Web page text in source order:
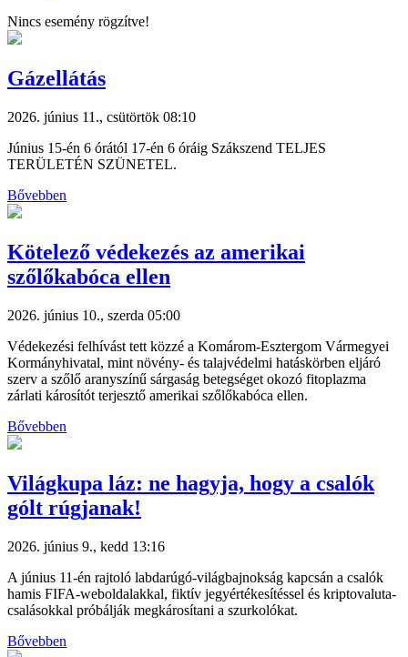
Nincs esemény rögzítve!
Gázellátás
2026. június 11., csütörtök 08:10
Június 15-én 6 órától 17-én 6 óráig Szákszend TELJES
TERÜLETÉN SZÜNETEL.
Bővebben
Kötelező védekezés az amerikai
szőlőkabóca ellen
2026. június 10., szerda 05:00
Védekezési felhívást tett közzé a Komárom-Esztergom Vármegyei
Kormányhivatal, mint növény- és talajvédelmi hatáskörben eljáró
szerv a szőlő aranyszínű sárgaság betegséget okozó fitoplazma
zárlati károsítót terjesztő amerikai szőlőkabóca ellen.
Bővebben
Világkupa láz: ne hagyja, hogy a csalók
gólt rúgjanak!
2026. június 9., kedd 13:16
A június 11-én rajtoló labdarúgó-világbajnokság kapcsán a csalók
hamis FIFA-weboldalakkal, fiktív jegyértékesítéssel és kriptovaluta-
csalásokkal próbálják megkárosítani a szurkolókat.
Bővebben